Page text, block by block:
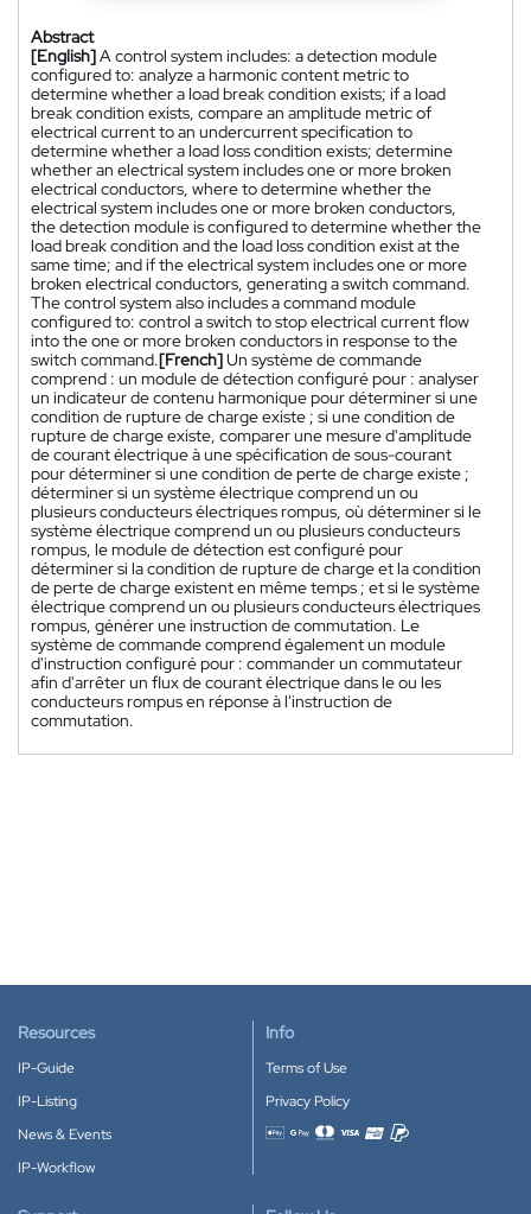
Abstract
[English]A control system includes: a detection module
configured to: analyze a harmonic content metric to
determine whether a load break condition exists; if a load
break condition exists, compare an amplitude metric of
electrical current to an undercurrent specification to
determine whether a load loss condition exists; determine
whether an electrical system includes one or more broken
electrical conductors, where to determine whether the
electrical system includes one or more broken conductors,
the detection module is configured to determine whether the
load break condition and the load loss condition exist at the
same time; and if the electrical system includes one or more
broken electrical conductors, generating a switch command.
The control system also includes a command module
configured to: control a switch to stop electrical current flow
into the one or more broken conductors in response to the
switch command.[French]Un système de commande
comprend : un module de détection configuré pour : analyser
un indicateur de contenu harmonique pour déterminer si une
condition de rupture de charge existe ; si une condition de
rupture de charge existe, comparer une mesure d'amplitude
de courant électrique à une spécification de sous-courant
pour déterminer si une condition de perte de charge existe ;
déterminer si un système électrique comprend un ou
plusieurs conducteurs électriques rompus, où déterminer si le
système électrique comprend un ou plusieurs conducteurs
rompus, le module de détection est configuré pour
déterminer si la condition de rupture de charge et la condition
de perte de charge existent en même temps ; et si le système
électrique comprend un ou plusieurs conducteurs électriques
rompus, générer une instruction de commutation. Le
système de commande comprend également un module
d'instruction configuré pour : commander un commutateur
afin d'arrêter un flux de courant électrique dans le ou les
conducteurs rompus en réponse à l'instruction de
commutation.
Resources
IP-Guide
IP-Listing
News & Events
IP-Workflow
Info
Terms of Use
Privacy Policy
Accepted payment methods